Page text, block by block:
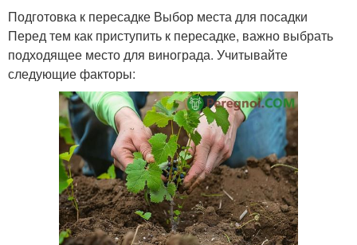
Подготовка к пересадке Выбор места для посадки
Перед тем как приступить к пересадке, важно выбрать
подходящее место для винограда. Учитывайте
следующие факторы: